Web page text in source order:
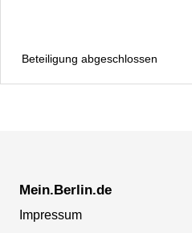
Beteiligung abgeschlossen
Mein.Berlin.de
Impressum